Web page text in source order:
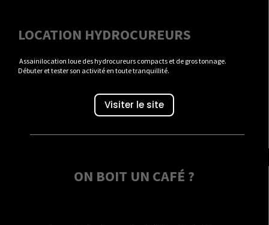
LOCATION HYDROCUREURS
Assainilocation loue des hydrocureurs compacts et de gros tonnage.
Débuter et tester son activité en toute tranquillité.
Visiter le site
ON BOIT UN CAFÉ ?